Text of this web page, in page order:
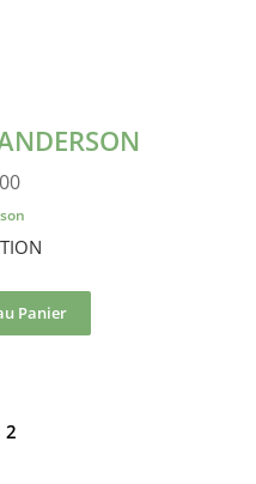
Panier
2